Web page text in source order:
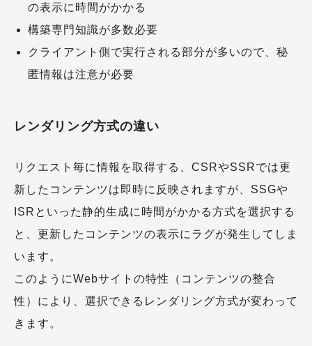
の表示に時間がかかる
構築専門知識が多数必要
クライアント側で実行される部分が多いので、秘
匿情報は注意が必要
レンダリング方式の違い
リクエスト毎に情報を取得する、CSRやSSRでは更
新したコンテンツは即時に反映されますが、SSGや
ISRといった静的生成に時間がかかる方式を選択する
と、更新したコンテンツの表示にラグが発生してしま
います。
このようにWebサイトの特性（コンテンツの整合
性）により、選択できるレンダリング方式が変わって
きます。